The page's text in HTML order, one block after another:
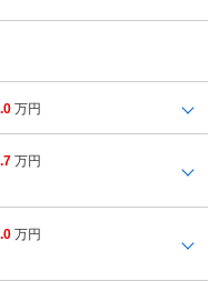
.0 万円
.7 万円
.0 万円